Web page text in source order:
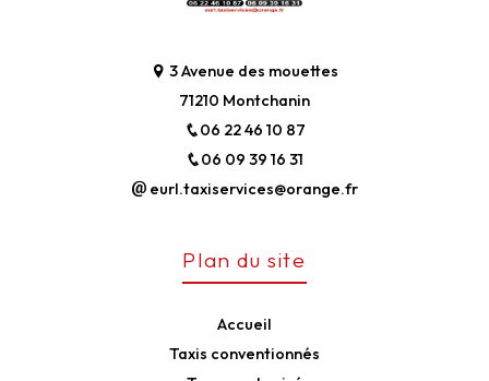
3 Avenue des mouettes
71210 Montchanin
06 22 46 10 87
06 09 39 16 31
eurl.taxiservices@orange.fr
Plan du site
Accueil
Taxis conventionnés